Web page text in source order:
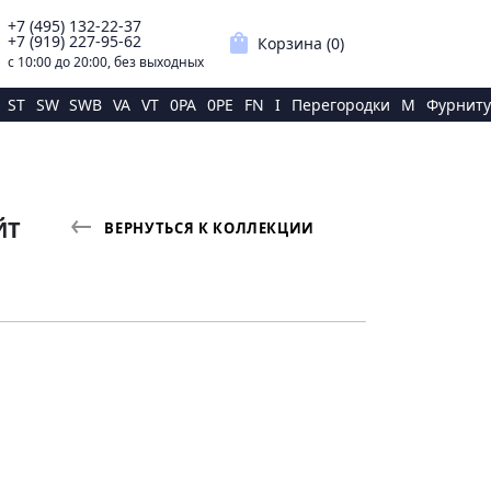
+7 (495) 132-22-37
+7 (919) 227-95-62
с 10:00 до 20:00, без выходных
shopping_bag Корзина (0)
ST SW SWB VA VT 0PA 0PE FN I Перегородки M
ВЕРНУТЬСЯ К КОЛЛЕКЦИИ